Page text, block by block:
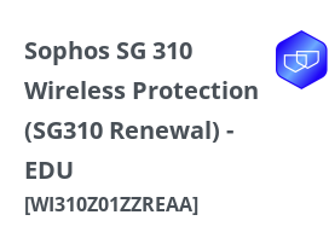
Sophos SG 310
Wireless Protection
(SG310 Renewal) -
EDU
[WI310Z01ZZREAA]